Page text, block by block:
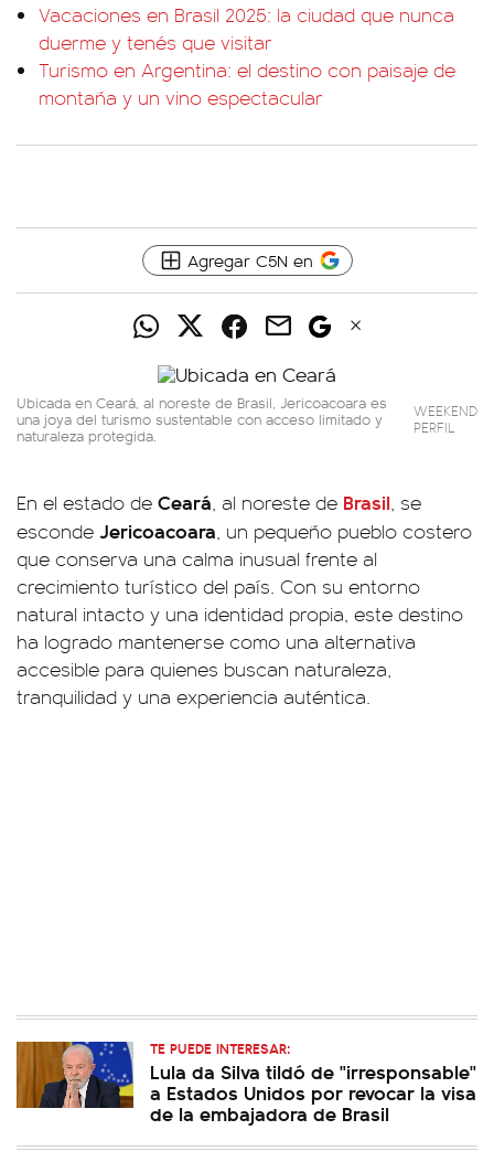
Vacaciones en Brasil 2025: la ciudad que nunca
duerme y tenés que visitar
Turismo en Argentina: el destino con paisaje de
montaña y un vino espectacular
Agregar C5N en
Ubicada en Ceará, al noreste de Brasil, Jericoacoara es
una joya del turismo sustentable con acceso limitado y
naturaleza protegida.
WEEKEND
PERFIL
En el estado de Ceará, al noreste de Brasil, se
esconde Jericoacoara, un pequeño pueblo costero
que conserva una calma inusual frente al
crecimiento turístico del país. Con su entorno
natural intacto y una identidad propia, este destino
ha logrado mantenerse como una alternativa
accesible para quienes buscan naturaleza,
tranquilidad y una experiencia auténtica.
TE PUEDE INTERESAR:
Lula da Silva tildó de "irresponsable"
a Estados Unidos por revocar la visa
de la embajadora de Brasil